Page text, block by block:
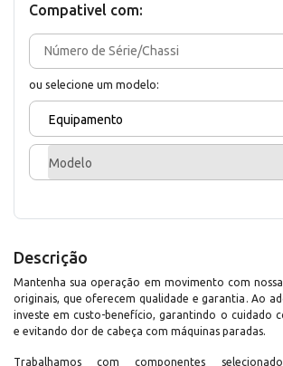
Compativel com:
ou selecione um modelo:
Equipamento
Modelo
Descrição
Mantenha sua operação em movimento com
originais, que oferecem qualidade e garantia. Ao
investe em custo-benefício, garantindo o cuidado
e evitando dor de cabeça com máquinas paradas.
Trabalhamos com componentes